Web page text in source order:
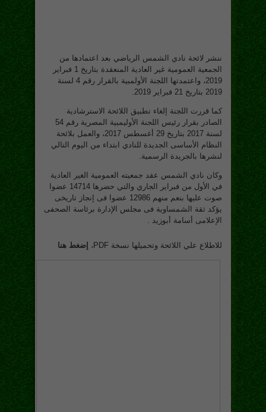
ننشر لائحة نادي الشمس الرياضي بعد اعتمادها من
الجمعية العمومية غير العادية المنعقدة بتاريخ 1 فبراير
2019، واعتمدتها اللجنة الأولمبية بالقرار رقم 4 لسنة
2019 بتاريخ 21 فبراير 2019.
كما قررت اللجنة إلغاء تطبيق اللائحة الاسترشادية
الصادر بقرار رئيس اللجنة الأوليمبية المصرية رقم 54
لسنة 2017 بتاريخ 29 أغسطس 2017، والعمل بلائحة
النظام الأساسى الجديدة للنادي ابتداء من اليوم التالي
لنشرها بالجريدة الرسمية.
وكان نادي الشمس عقد جمعيته العمومية الغير العادية
في الأول من فبراير الجاري والتي حضرها 14714 عضوا
صوت عليها بنعم منهم 12986 عضوا فى إنجاز تاريخى
يؤكد ثقة الشمساوية فى مجلس الإدارة برئاسة الصحفى
الإعلامى أسامة أبوزيد .
للاطلاع علي اللائحة وتحميلها نسخة PDF، إضغط هنا